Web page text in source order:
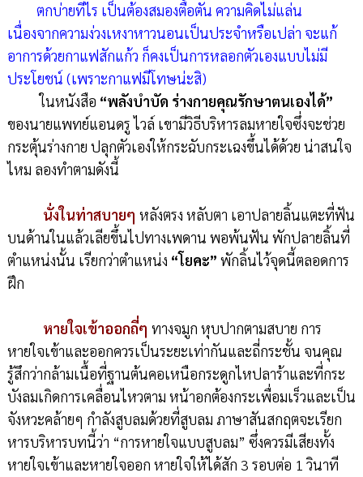
ตกบ่ายทีไร เป็นต้องสมองตื้อตัน ความคิดไม่แล่น
เนื่องจากความง่วงเหงาหาวนอนเป็นประจำหรือเปล่า จะแก้
อาการด้วยกาแฟสักแก้ว ก็คงเป็นการหลอกตัวเองแบบไม่มี
ประโยชน์ (เพราะกาแฟมีโทษน่ะสิ)
ในหนังสือ “พลังบำบัด ร่างกายคุณรักษาตนเองได้”
ของนายแพทย์แอนดรู ไวล์ เขามีวิธีบริหารลมหายใจซึ่งจะช่วย
กระตุ้นร่างกาย ปลุกตัวเองให้กระฉับกระเฉงขึ้นได้ด้วย น่าสนใจ
ไหม ลองทำตามดังนี้
นั่งในท่าสบายๆ หลังตรง หลับตา เอาปลายลิ้นแตะที่ฟัน
บนด้านในแล้วเลียขึ้นไปทางเพดาน พอพ้นฟัน พักปลายลิ้นที่
ตำแหน่งนั้น เรียกว่าตำแหน่ง “โยคะ” พักลิ้นไว้จุดนี้ตลอดการ
ฝึก
หายใจเข้าออกถี่ๆ ทางจมูก หุบปากตามสบาย การ
หายใจเข้าและออกควรเป็นระยะเท่ากันและถี่กระชั้น จนคุณ
รู้สึกว่ากล้ามเนื้อที่ฐานต้นคอเหนือกระดูกไหปลาร้าและที่กระ
บังลมเกิดการเคลื่อนไหวตาม หน้าอกต้องกระเพื่อมเร็วและเป็น
จังหวะคล้ายๆ กำลังสูบลมด้วยที่สูบลม ภาษาสันสกฤตจะเรียก
หารบริหารบทนี้ว่า “การหายใจแบบสูบลม” ซึ่งควรมีเสียงทั้ง
หายใจเข้าและหายใจออก หายใจให้ได้สัก 3 รอบต่อ 1 วินาที